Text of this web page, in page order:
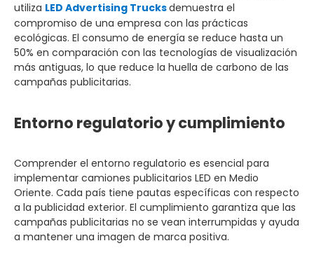
utiliza LED Advertising Trucksdemuestra el
compromiso de una empresa con las prácticas
ecológicas. El consumo de energía se reduce hasta un
50% en comparación con las tecnologías de visualización
más antiguas, lo que reduce la huella de carbono de las
campañas publicitarias.
Entorno regulatorio y cumplimiento
Comprender el entorno regulatorio es esencial para
implementar camiones publicitarios LED en Medio
Oriente. Cada país tiene pautas específicas con respecto
a la publicidad exterior. El cumplimiento garantiza que las
campañas publicitarias no se vean interrumpidas y ayuda
a mantener una imagen de marca positiva.